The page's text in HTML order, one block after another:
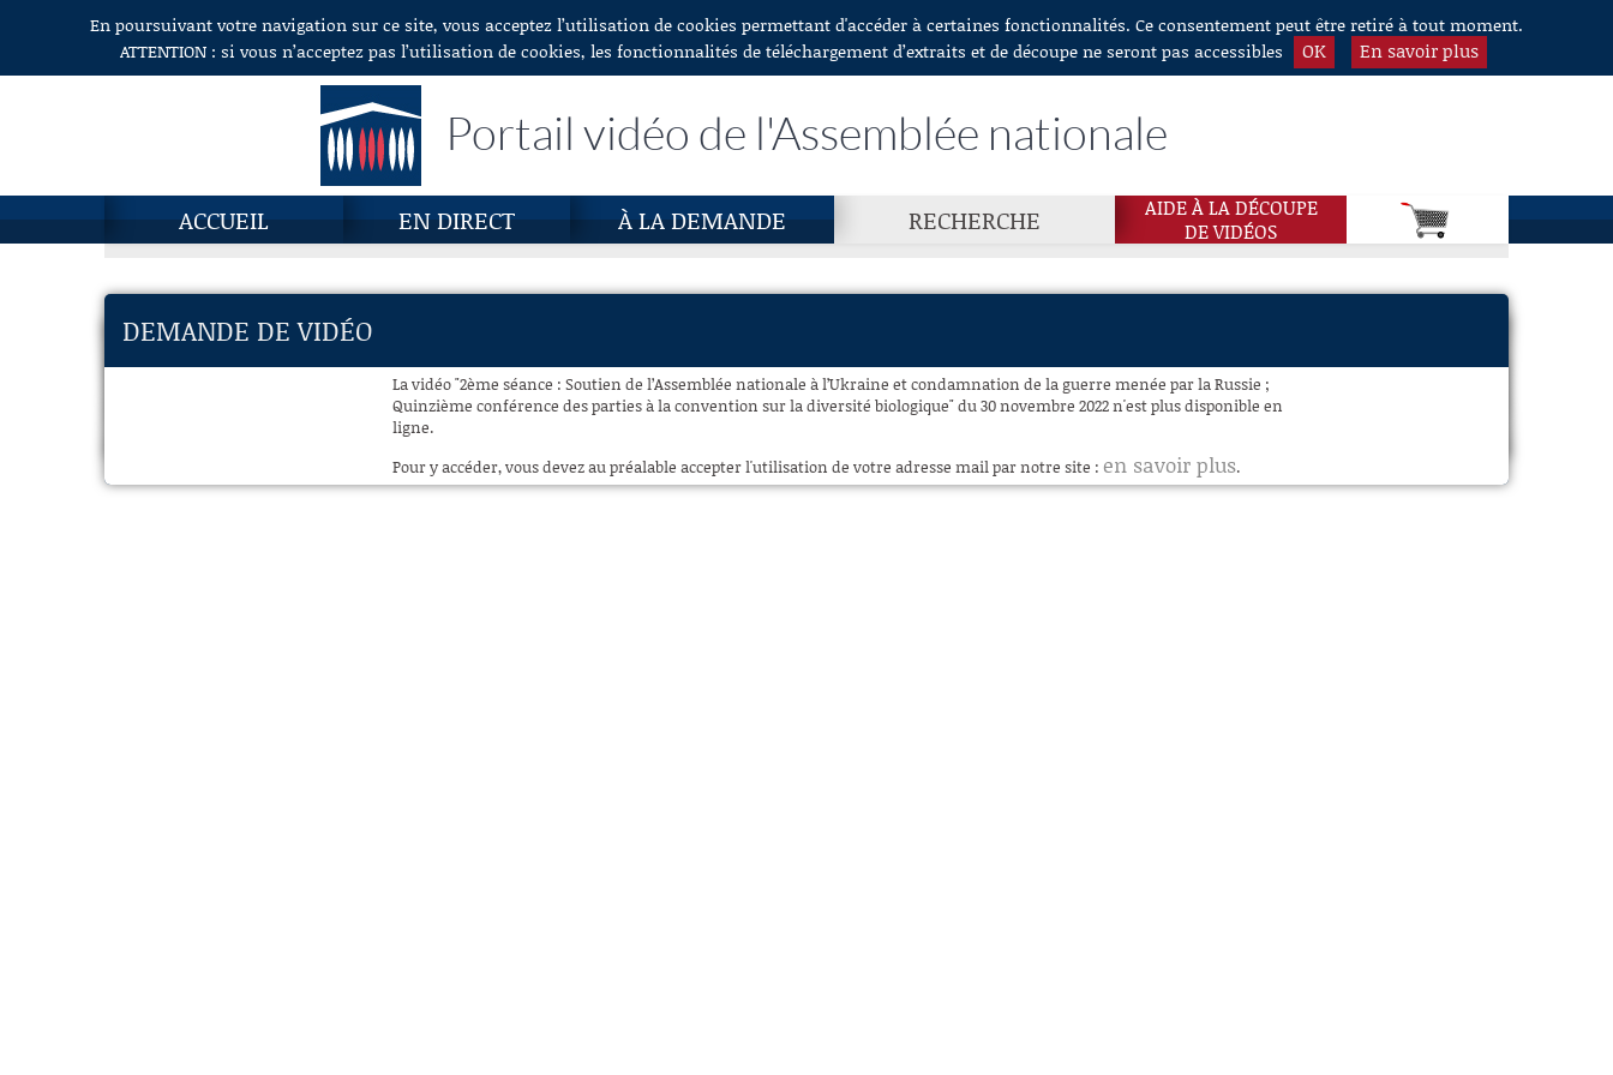
Aller au contenuEn poursuivant votre navigation sur ce site, vous acceptez l’utilisation de cookies permettant d'accéder à certaines fonctionnalités. Ce consentement peut être retiré à tout moment.
ATTENTION : si vous n’acceptez pas l’utilisation de cookies, les fonctionnalités de téléchargement d’extraits et de découpe ne seront pas accessibles
OK En savoir plus
Portail vidéo de l'Assemblée nationale
ACCUEIL EN DIRECT À LA DEMANDE RECHERCHE
AIDE À LA DÉCOUPE
DE VIDÉOS
DEMANDE DE VIDÉO
La vidéo "2ème séance : Soutien de l’Assemblée nationale à l’Ukraine et condamnation de la guerre menée par la Russie ;
Quinzième conférence des parties à la convention sur la diversité biologique" du 30 novembre 2022 n'est plus disponible en
ligne.
Pour y accéder, vous devez au préalable accepter l'utilisation de votre adresse mail par notre site : en savoir plus.